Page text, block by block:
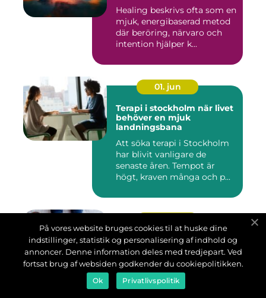
Healing beskrivs ofta som en
mjuk, energibaserad metod
där beröring, närvaro och
intention hjälper k...
01. jun
Terapi i stockholm när livet
behöver en mjuk
landningsbana
Att söka terapi i Stockholm
har blivit vanligare de
senaste åren. Tempot är
högt, kraven många och p...
Fotspecialist stockholm när
fötterna behöver
professionell hjälp
Många går länge med ont i
fötterna och tänker att
På vores website bruges cookies til at huske dine
indstillinger, statistik og personalisering af indhold og
annoncer. Denne information deles med tredjepart. Ved
fortsat brug af websiden godkender du cookiepolitikken.
Ok Privatlivspolitik